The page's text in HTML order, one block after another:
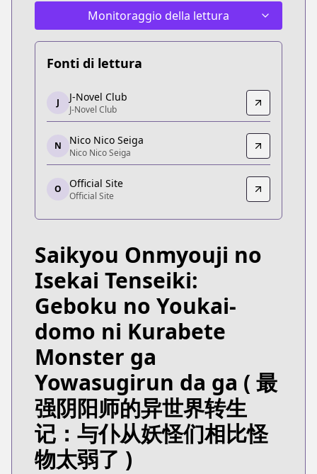
Monitoraggio della lettura
Fonti di lettura
J-Novel Club
J-Novel Club
https://j-novel.club/series/the-reincarnation-of-
Nico Nico Seiga
Nico Nico Seiga
https://seiga.nicovideo.jp/comic/48633
Official Site
J J-Novel Club
J-Novel Club
N Nico Nico Seiga
Nico Nico Seiga
O Official Site
Official Site
Saikyou Onmyouji no
Isekai Tenseiki:
Geboku no Youkai-
domo ni Kurabete
Monster ga
Yowasugirun da ga ( 最
强阴阳师的异世界转生
记：与仆从妖怪们相比怪
物太弱了 )